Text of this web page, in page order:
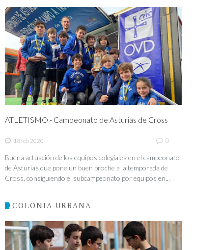
ATLETISMO - Campeonato de Asturias de Cross
18 feb 2020 0
Buena actuación de los equipos colegiales en el campeonato
de Asturias que pone un buen broche a la temporada de
Cross, consiguiendo el subcampeonato por equipos en...
COLONIA URBANA